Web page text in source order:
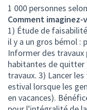
1 000 personnes
Comment imaginez-
1) Étude de
il y a un gros bémol :
Informer des
habitantes de quitter
travaux. 3) Lancer
estival lorsque les
en vacances).